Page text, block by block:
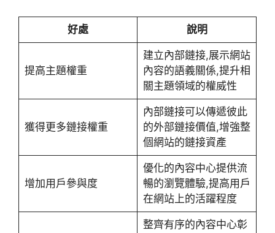
好處 說明
提高主題權重
建立內部鏈接,展示網站
內容的語義關係,提升相
關主題領域的權威性
獲得更多鏈接權重
內部鏈接可以傳遞彼此
的外部鏈接價值,增強整
個網站的鏈接資產
增加用戶參與度
優化的內容中心提供流
暢的瀏覽體驗,提高用戶
在網站上的活躍程度
整齊有序的內容中心彰